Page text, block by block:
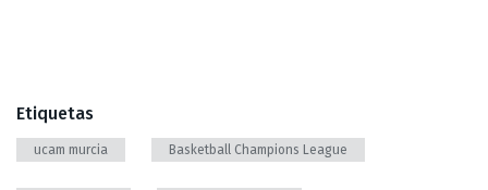
Etiquetas
ucam murcia Basketball Champions League